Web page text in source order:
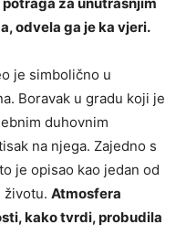
odvela ga je ka vjeri.
je simbolično u
Boravak u gradu koji je
duhovnim
na njega. Zajedno s
je opisao kao jedan od
životu. Atmosfera
kako tvrdi, probudila